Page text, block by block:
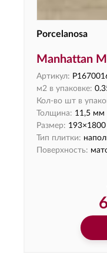
Porcelanosa
Manhattan
Артикул:
м2 в упаковке:
Кол-во шт в
Толщина: 11,5 мм
Размер:
Тип плитки:
Поверхность: